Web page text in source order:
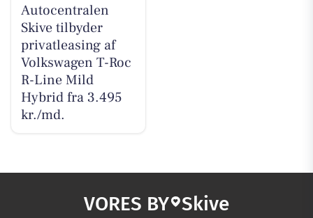
Autocentralen
Skive tilbyder
privatleasing af
Volkswagen T-Roc
R-Line Mild
Hybrid fra 3.495
kr./md.
VORES BY Skive